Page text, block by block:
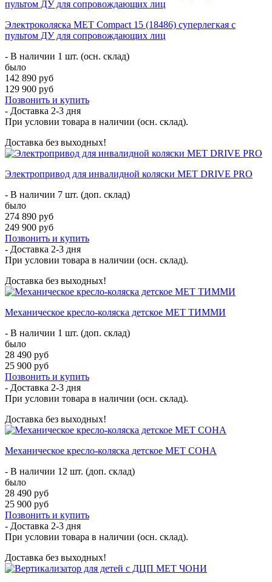
Электроколяска MET Compact 15 (18486) суперлегкая с
пультом ДУ для сопровождающих лиц
- В наличии 1 шт. (осн. склад)
было
142 890 руб
129 900 руб
Позвонить и купить
- Доставка 2-3 дня
При условии товара в наличии (осн. склад).
Доставка без выходных!
Электропривод для инвалидной коляски МЕТ DRIVE PRO
- В наличии 7 шт. (доп. склад)
было
274 890 руб
249 900 руб
Позвонить и купить
- Доставка 2-3 дня
При условии товара в наличии (осн. склад).
Доставка без выходных!
Механическое кресло-коляска детское MET ТИММИ
- В наличии 1 шт. (доп. склад)
было
28 490 руб
25 900 руб
Позвонить и купить
- Доставка 2-3 дня
При условии товара в наличии (осн. склад).
Доставка без выходных!
Механическое кресло-коляска детское MET СОНА
- В наличии 12 шт. (доп. склад)
было
28 490 руб
25 900 руб
Позвонить и купить
- Доставка 2-3 дня
При условии товара в наличии (осн. склад).
Доставка без выходных!